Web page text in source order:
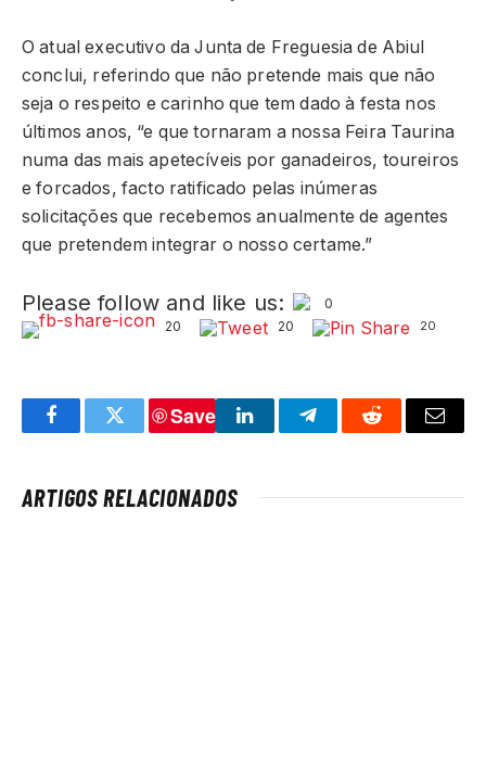
O atual executivo da Junta de Freguesia de Abiul
conclui, referindo que não pretende mais que não
seja o respeito e carinho que tem dado à festa nos
últimos anos, “e que tornaram a nossa Feira Taurina
numa das mais apetecíveis por ganadeiros, toureiros
e forcados, facto ratificado pelas inúmeras
solicitações que recebemos anualmente de agentes
que pretendem integrar o nosso certame.”
Please follow and like us:
0
20
20 20
FacebookTwitter
Save
LinkedInTelegramReddit Email
ARTIGOS RELACIONADOS